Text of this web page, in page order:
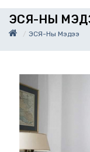
ЭСЯ-НЫ
ЭСЯ-Ны Мэдээ